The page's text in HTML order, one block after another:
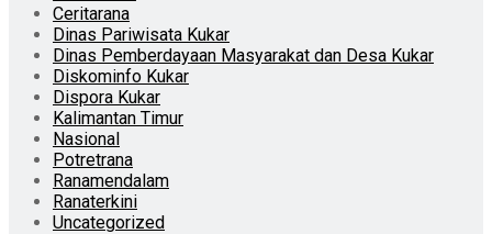
Ceritarana
Dinas Pariwisata Kukar
Dinas Pemberdayaan Masyarakat dan Desa Kukar
Diskominfo Kukar
Dispora Kukar
Kalimantan Timur
Nasional
Potretrana
Ranamendalam
Ranaterkini
Uncategorized